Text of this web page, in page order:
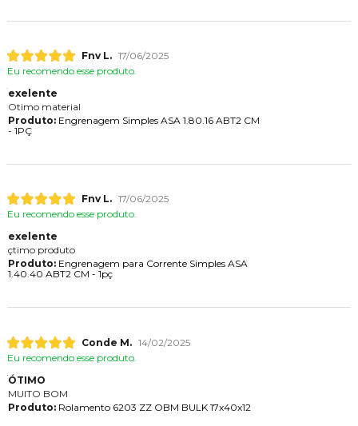
Fnv L. 17/06/2025
Eu recomendo esse produto.
exelente
Otimo material
Produto:Engrenagem Simples ASA 1.80.16 ABT2 CM
- 1PÇ
Fnv L. 17/06/2025
Eu recomendo esse produto.
exelente
çtimo produto
Produto:Engrenagem para Corrente Simples ASA
1.40.40 ABT2 CM - 1pç
Conde M. 14/02/2025
Eu recomendo esse produto.
ÓTIMO
MUITO BOM
Produto:Rolamento 6203 ZZ OBM BULK 17x40x12